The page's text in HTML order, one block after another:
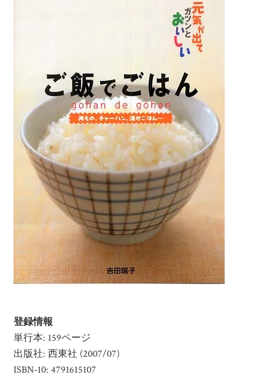
登録情報
単行本: 159ページ
出版社: 西東社 (2007/07)
ISBN-10: 4791615107